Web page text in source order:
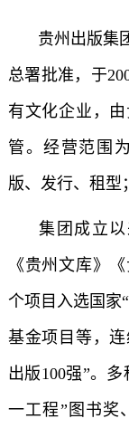
贵州出版集
总署批准，于
有文化企业，
管。经营范围
版、发行、租型
集团成立
《贵州文库》
个项目入选国家
基金项目等，
出版100强”。
一工程”图书奖